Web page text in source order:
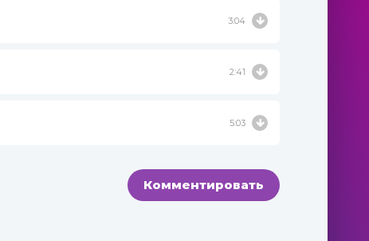
3:04
2:41
5:03
Комментировать